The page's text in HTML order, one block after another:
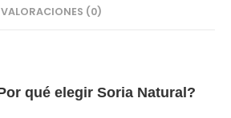
VALORACIONES (0)
qué elegir Soria Natural?